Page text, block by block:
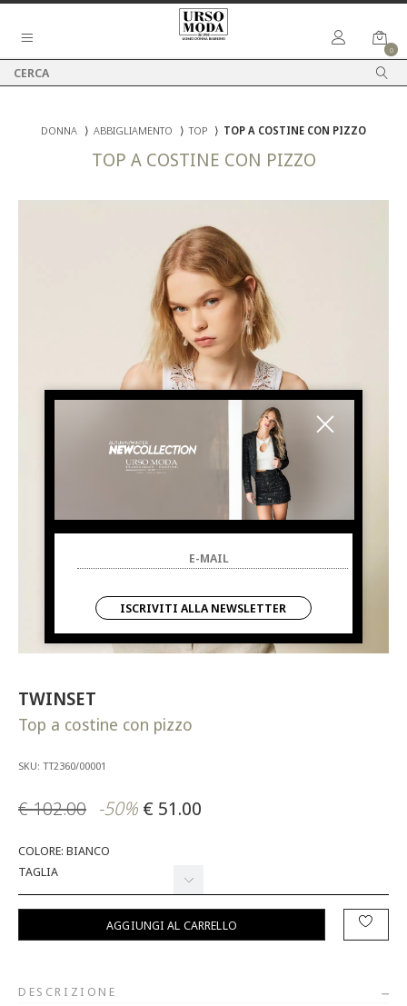
0
DONNA ⟩ ABBIGLIAMENTO ⟩ TOP ⟩ TOP A COSTINE CON PIZZO
TOP A COSTINE CON PIZZO
TWINSET
Top a costine con pizzo
SKU: TT2360/00001
€ 102.00 -50% € 51.00
COLORE: BIANCO
TAGLIA
AGGIUNGI AL CARRELLO
DESCRIZIONE
ISCRIVITI ALLA NEWSLETTER